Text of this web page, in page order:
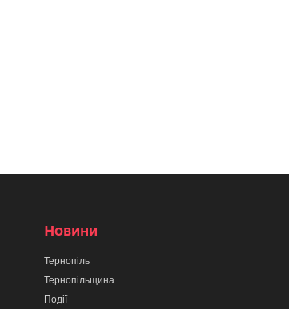
Новини
Тернопіль
Тернопільщина
Події